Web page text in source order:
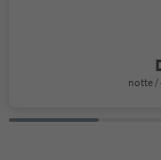
notte /